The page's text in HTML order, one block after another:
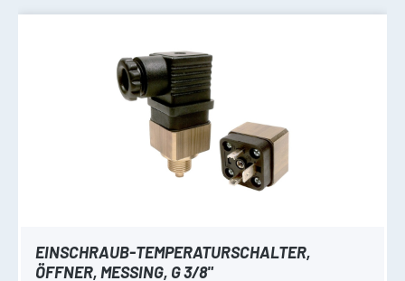
EINSCHRAUB-TEMPERATURSCHALTER,
ÖFFNER, MESSING, G 3/8"